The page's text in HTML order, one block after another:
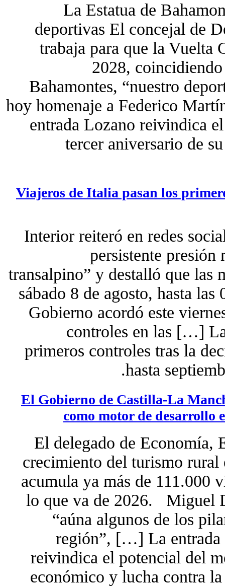
La Estatua de
deportivas El concejal de
trabaja para que la Vuelta
2028,
Bahamontes, “nuestro
hoy homenaje a Federico
entrada Lozano reivindica
tercer aniversario de
Viajeros de Italia pasan los
Interior reiteró en redes
persistente
transalpino” y destalló que las
sábado 8 de agosto, hasta
Gobierno acordó este
controles en las […]
primeros controles tras la
hasta
El Gobierno de Castilla-La
como motor de desarrollo
El delegado de Economía,
crecimiento del turismo
acumula ya más de 111.000
lo que va de 2026. Miguel
“aúna algunos de los
región”, […] La entrada
reivindica el potencial del
económico y lucha contra